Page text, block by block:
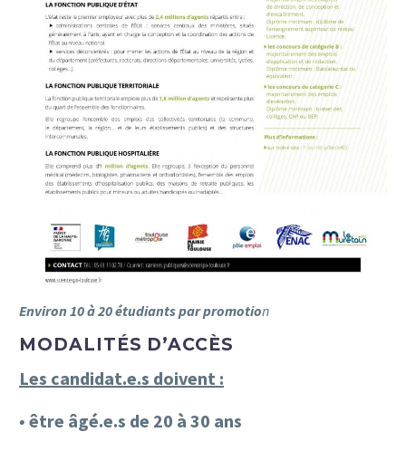
Environ 10 à 20 étudiants par promotion
MODALITÉS D’ACCÈS
Les candidat.e.s doivent :
• être âgé.e.s de 20 à 30 ans